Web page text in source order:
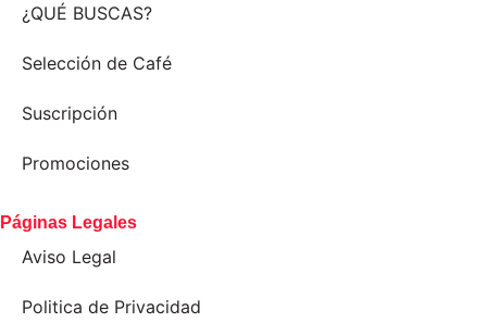
¿QUÉ BUSCAS?
Selección de Café
Suscripción
Promociones
Páginas Legales
Aviso Legal
Politica de Privacidad